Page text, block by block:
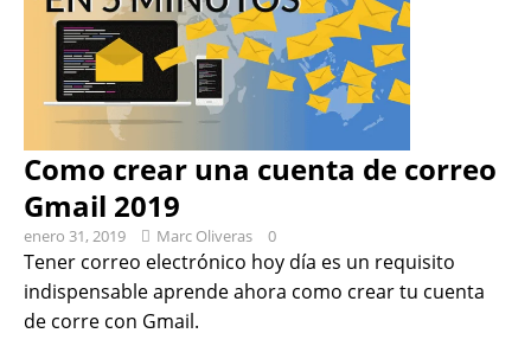
Como crear una cuenta de correo
Gmail 2019
enero 31, 2019 Marc Oliveras 0
Tener correo electrónico hoy día es un requisito
indispensable aprende ahora como crear tu cuenta
de corre con Gmail.